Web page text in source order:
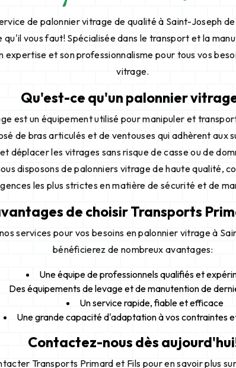
de palonnier vitrage de qualité à Saint-Joseph
qu'il vous faut! Spécialisée dans le transport et la
expertise et son professionnalisme pour tous vos
vitrage.
Qu'est-ce qu'un palonnier
est un équipement utilisé pour manipuler et
de bras articulés et de ventouses qui adhèrent
déplacer les vitrages sans risque de casse ou de
disposons de palonniers vitrage de haute qualité,
les plus strictes en matière de sécurité et de
de choisir Transports
services pour vos besoins en palonnier vitrage à
bénéficierez de nombreux avantages:
Une équipe de professionnels qualifiés et
Des équipements de levage et de manutention de
Un service rapide, fiable et efficace
Une grande capacité d'adaptation à vos contraintes
Contactez-nous dès
Transports Primard et Fils pour en savoir plus